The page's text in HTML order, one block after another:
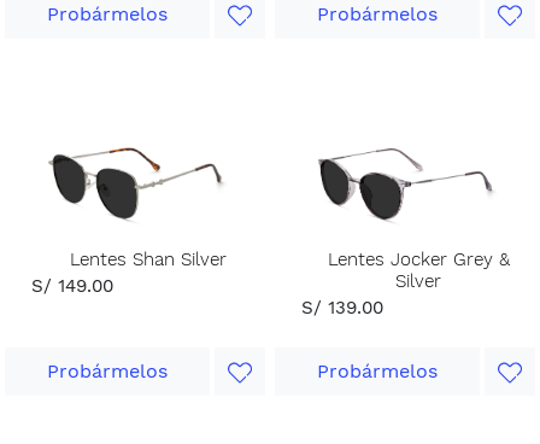
Probármelos Probármelos
Lentes Shan Silver
S/ 149.00
Probármelos
Lentes Jocker Grey &
Silver
S/ 139.00
Probármelos